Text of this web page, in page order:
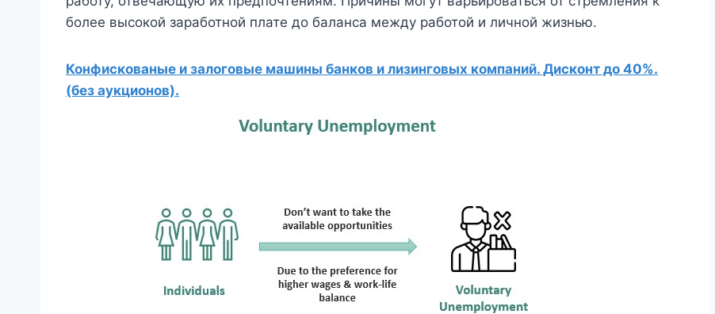
более высокой заработной плате до баланса между работой и личной жизнью.
Конфискованые и залоговые машины банков и лизинговых компаний. Дисконт до 40%.
(без аукционов).